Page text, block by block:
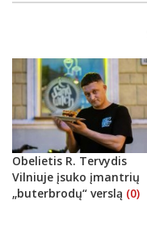
Obelietis R. Tervydis
Vilniuje įsuko įmantrių
„buterbrodų“ verslą (0)